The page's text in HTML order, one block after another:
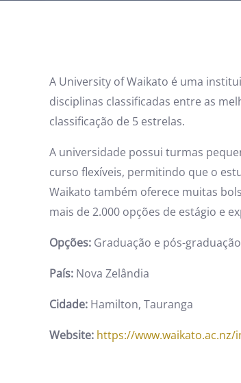
A University of Waikato é uma
disciplinas classificadas entre as
classificação de 5 estrelas.
A universidade possui turmas
curso flexíveis, permitindo que o
Waikato também oferece muitas
mais de 2.000 opções de estágio e
Opções: Graduação e pós-
País: Nova Zelândia
Cidade: Hamilton, Tauranga
Website: https://www.waikato.ac.nz/